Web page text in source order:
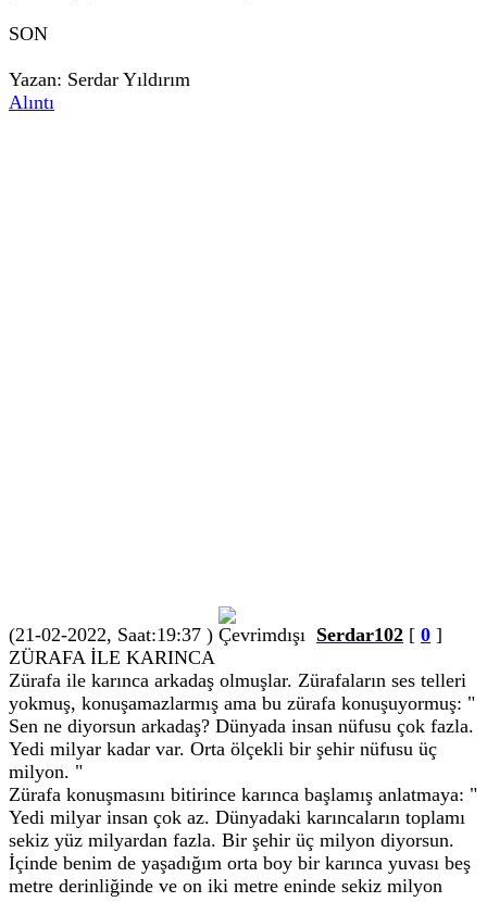
SON
Yazan: Serdar Yıldırım
Alıntı
(21-02-2022, Saat:19:37 ) Serdar102 [ 0 ]
ZÜRAFA İLE KARINCA
Zürafa ile karınca arkadaş olmuşlar. Zürafaların ses telleri
yokmuş, konuşamazlarmış ama bu zürafa konuşuyormuş: "
Sen ne diyorsun arkadaş? Dünyada insan nüfusu çok fazla.
Yedi milyar kadar var. Orta ölçekli bir şehir nüfusu üç
milyon. "
Zürafa konuşmasını bitirince karınca başlamış anlatmaya: "
Yedi milyar insan çok az. Dünyadaki karıncaların toplamı
sekiz yüz milyardan fazla. Bir şehir üç milyon diyorsun.
İçinde benim de yaşadığım orta boy bir karınca yuvası beş
metre derinliğinde ve on iki metre eninde sekiz milyon